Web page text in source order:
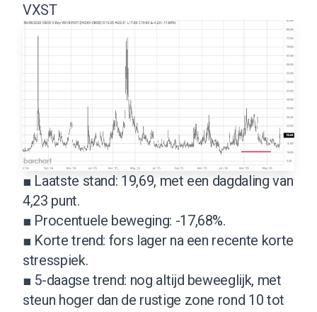
VXST
■ Laatste stand: 19,69, met een dagdaling van
4,23 punt.
■ Procentuele beweging: -17,68%.
■ Korte trend: fors lager na een recente korte
stresspiek.
■ 5-daagse trend: nog altijd beweeglijk, met
steun hoger dan de rustige zone rond 10 tot